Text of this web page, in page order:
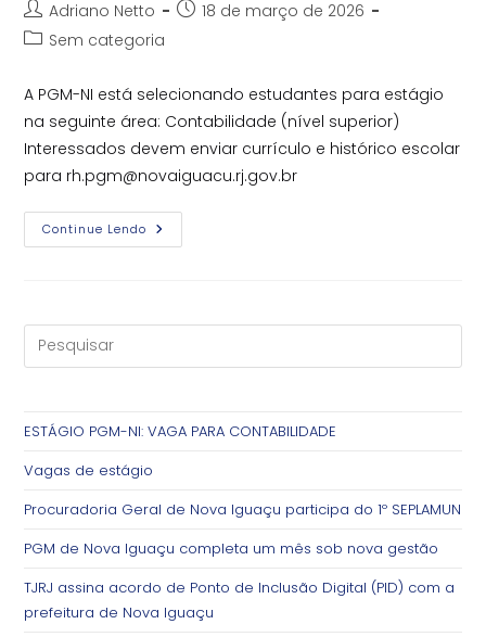
Autor
do
Adriano Netto
Post18 de março de 2026
Categoria
Sem categoria
A PGM-NI está selecionando estudantes para estágio
na seguinte área: Contabilidade (nível superior)
Interessados devem enviar currículo e histórico escolar
para rh.pgm@novaiguacu.rj.gov.br
Continue Lendo ESTÁGIO
PGM-
ESTÁGIO PGM-NI: VAGA PARA CONTABILIDADE
Vagas de estágio
Procuradoria Geral de Nova Iguaçu participa do 1º SEPLAMUN
PGM de Nova Iguaçu completa um mês sob nova gestão
TJRJ assina acordo de Ponto de Inclusão Digital (PID) com a
prefeitura de Nova Iguaçu